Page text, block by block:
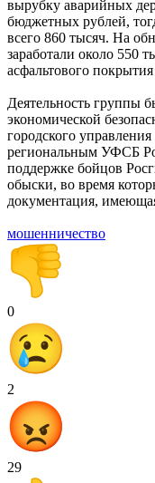
вырубку аварийных
бюджетных рублей,
всего 860 тысяч. На
заработали около 550
асфальтового
Деятельность группы
экономической
городского
региональным УФСБ
поддержке бойцов
обыски, во время
документация,
мошенничество
0
2
29